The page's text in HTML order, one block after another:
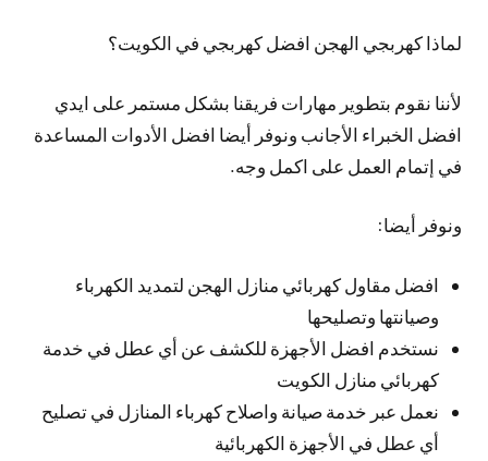
لماذا كهربجي الهجن افضل كهربجي في الكويت؟
لأننا نقوم بتطوير مهارات فريقنا بشكل مستمر على ايدي
افضل الخبراء الأجانب ونوفر أيضا افضل الأدوات المساعدة
في إتمام العمل على اكمل وجه.
ونوفر أيضا:
افضل مقاول كهربائي منازل الهجن لتمديد الكهرباء
وصيانتها وتصليحها
نستخدم افضل الأجهزة للكشف عن أي عطل في خدمة
كهربائي منازل الكويت
نعمل عبر خدمة صيانة واصلاح كهرباء المنازل في تصليح
أي عطل في الأجهزة الكهربائية